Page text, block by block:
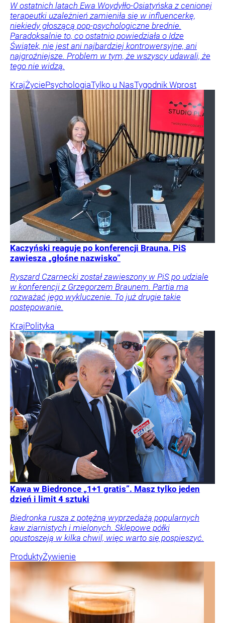
W ostatnich latach Ewa Woydyłło-Osiatyńska z cenionej
terapeutki uzależnień zamieniła się w influencerkę,
niekiedy głoszącą pop-psychologiczne brednie.
Paradoksalnie to, co ostatnio powiedziała o Idze
Świątek, nie jest ani najbardziej kontrowersyjne, ani
najgroźniejsze. Problem w tym, że wszyscy udawali, że
tego nie widzą.
KrajŻyciePsychologiaTylko u NasTygodnik Wprost
Kaczyński reaguje po konferencji Brauna. PiS
zawiesza „głośne nazwisko”
Ryszard Czarnecki został zawieszony w PiS po udziale
w konferencji z Grzegorzem Braunem. Partia ma
rozważać jego wykluczenie. To już drugie takie
postępowanie.
KrajPolityka
Kawa w Biedronce „1+1 gratis”. Masz tylko jeden
dzień i limit 4 sztuki
Biedronka rusza z potężną wyprzedażą popularnych
kaw ziarnistych i mielonych. Sklepowe półki
opustoszeją w kilka chwil, więc warto się pospieszyć.
ProduktyŻywienie